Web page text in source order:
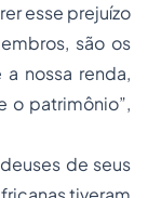
esse prejuízo
são os
nossa renda,
o patrimônio”,
de seus